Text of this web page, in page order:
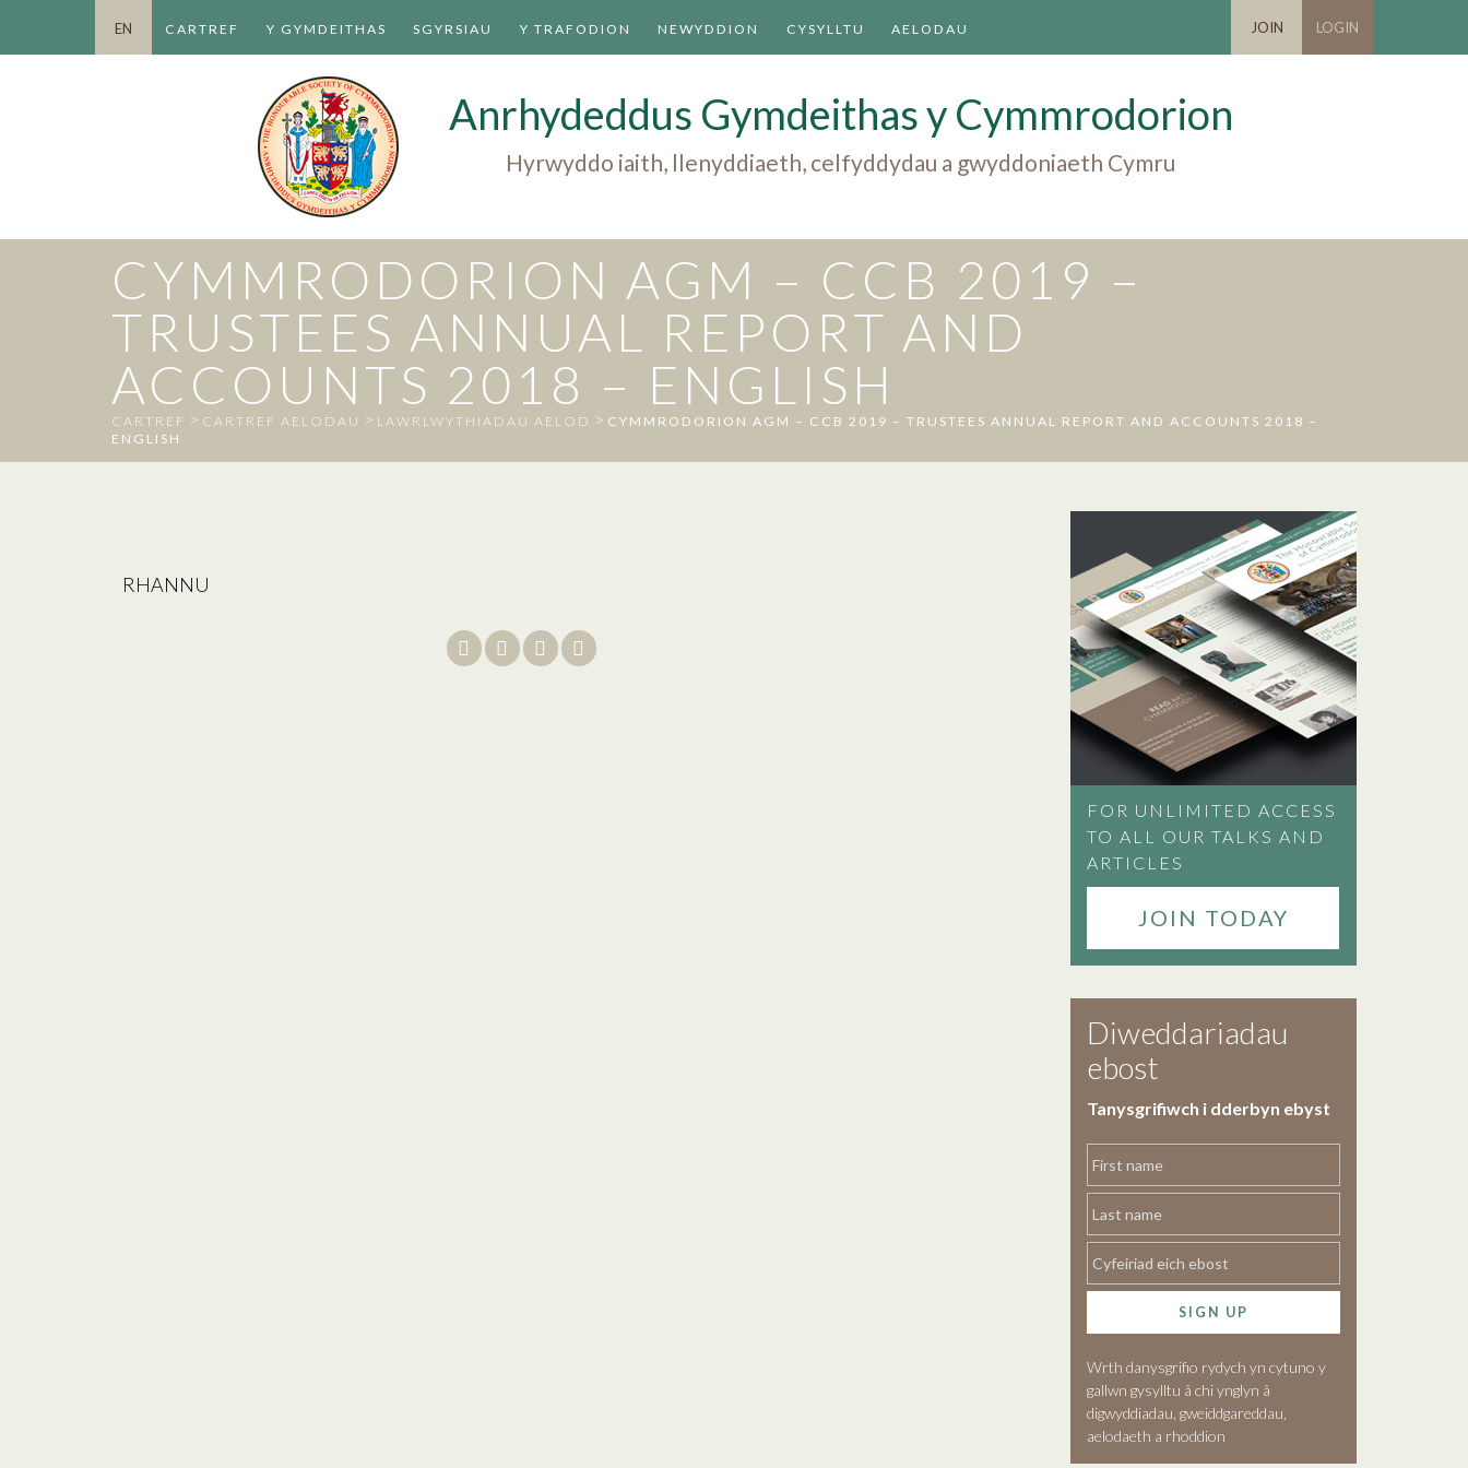
EN CARTREF Y GYMDEITHAS SGYRSIAU Y TRAFODION NEWYDDION CYSYLLTU AELODAU JOIN LOGIN
Anrhydeddus Gymdeithas y Cymmrodorion
Hyrwyddo iaith, llenyddiaeth, celfyddydau a gwyddoniaeth Cymru
CYMMRODORION AGM – CCB 2019 –
TRUSTEES ANNUAL REPORT AND
ACCOUNTS 2018 – ENGLISH
CARTREF > CARTREF AELODAU > LAWRLWYTHIADAU AELOD > CYMMRODORION AGM – CCB 2019 – TRUSTEES ANNUAL REPORT AND ACCOUNTS 2018 –
ENGLISH
RHANNU
FOR UNLIMITED ACCESS
TO ALL OUR TALKS AND
ARTICLES
JOIN TODAY
Diweddariadau
ebost
Tanysgrifiwch i dderbyn ebyst
SIGN UP
Wrth danysgrifio rydych yn cytuno y
gallwn gysylltu â chi ynglyn â
digwyddiadau, gweiddgareddau,
aelodaeth a rhoddion